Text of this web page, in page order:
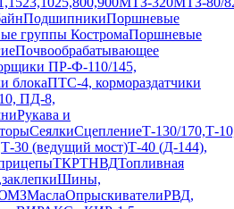
ПодшипникиПоршневые
группы КостромаПоршневые
Почвообрабатывающее
ПР-Ф-110/145,
блокаПТС-4, кормораздатчики
ПД-8,
Рукава и
СеялкиСцеплениеТ-130/170,Т-
30 (ведущий мост)Т-40 (Д-144),
ТКРТНВДТопливная
Шины,
МаслаОпрыскивателиРВД,